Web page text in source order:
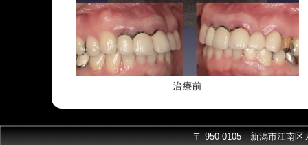
〒 950-0105 新潟市江南区